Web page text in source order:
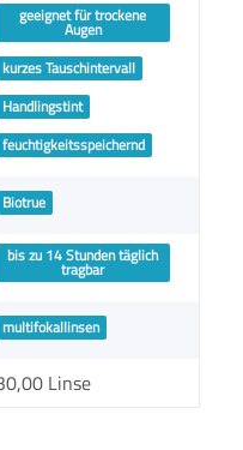
geeignet für trockene
Augen
kurzes Tauschintervall
Handlingstint
feuchtigkeitsspeichernd
Biotrue
bis zu 14 Stunden täglich
tragbar
multifokallinsen
Linse